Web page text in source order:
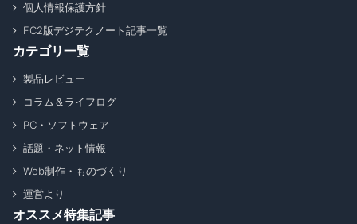
個人情報保護方針
FC2版デジテクノート記事一覧
カテゴリ一覧
製品レビュー
コラム＆ライフログ
PC・ソフトウェア
話題・ネット情報
Web制作・ものづくり
運営より
オススメ特集記事